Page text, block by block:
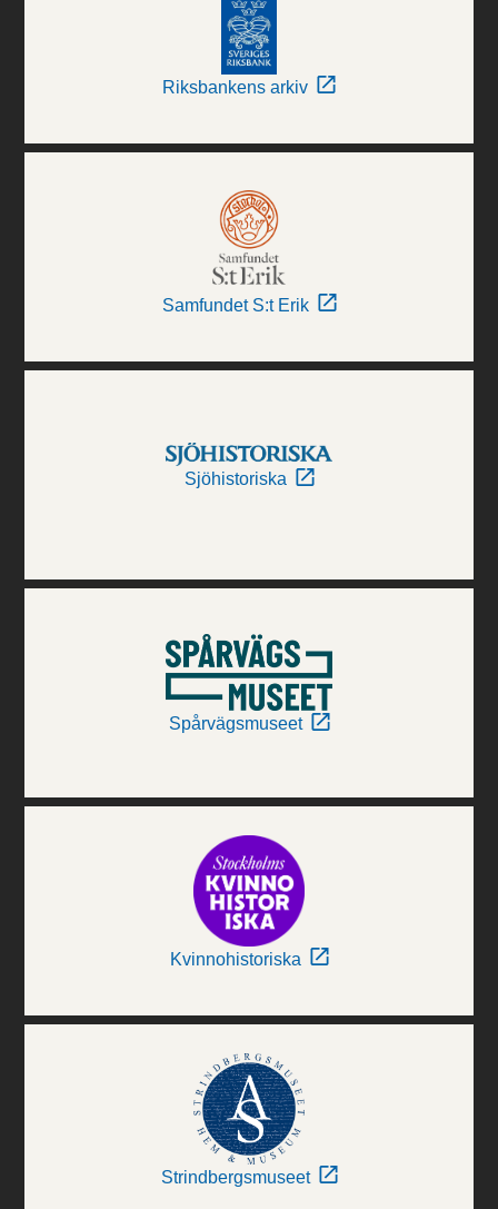
Riksbankens arkiv
Samfundet S:t Erik
Sjöhistoriska
Spårvägsmuseet
Kvinnohistoriska
Strindbergsmuseet